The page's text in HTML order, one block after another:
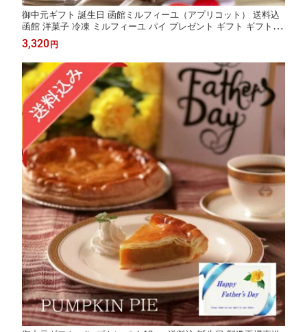
御中元ギフト 誕生日 函館ミルフィーユ（アプリコット） 送料込
函館 洋菓子 冷凍 ミルフィーユ パイ プレゼント ギフト ギフト お
返し クリスマス 五島軒 公式
3,320 円